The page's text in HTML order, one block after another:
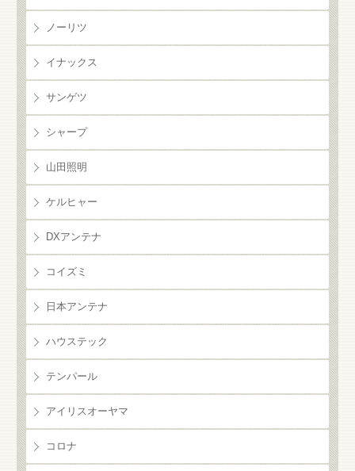
ノーリツ
イナックス
サンゲツ
シャープ
山田照明
ケルヒャー
DXアンテナ
コイズミ
日本アンテナ
ハウステック
テンパール
アイリスオーヤマ
コロナ